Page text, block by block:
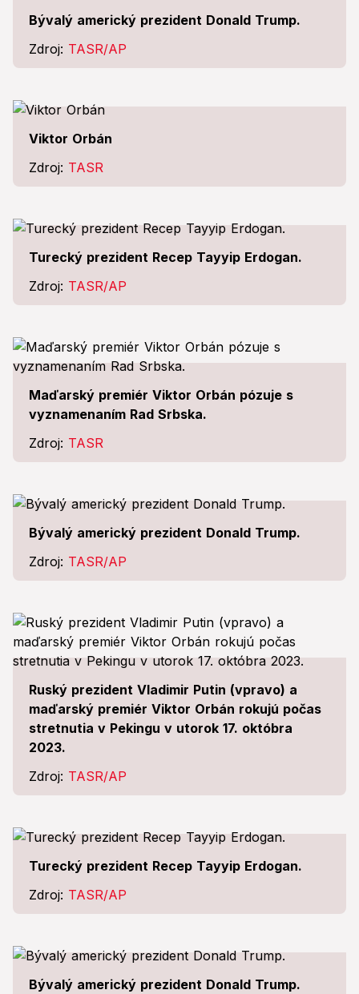
Bývalý americký prezident Donald Trump.
Zdroj: TASR/AP
Viktor Orbán
Zdroj: TASR
Turecký prezident Recep Tayyip Erdogan.
Zdroj: TASR/AP
Maďarský premiér Viktor Orbán pózuje s
vyznamenaním Rad Srbska.
Zdroj: TASR
Bývalý americký prezident Donald Trump.
Zdroj: TASR/AP
Ruský prezident Vladimir Putin (vpravo) a
maďarský premiér Viktor Orbán rokujú počas
stretnutia v Pekingu v utorok 17. októbra
2023.
Zdroj: TASR/AP
Turecký prezident Recep Tayyip Erdogan.
Zdroj: TASR/AP
Bývalý americký prezident Donald Trump.